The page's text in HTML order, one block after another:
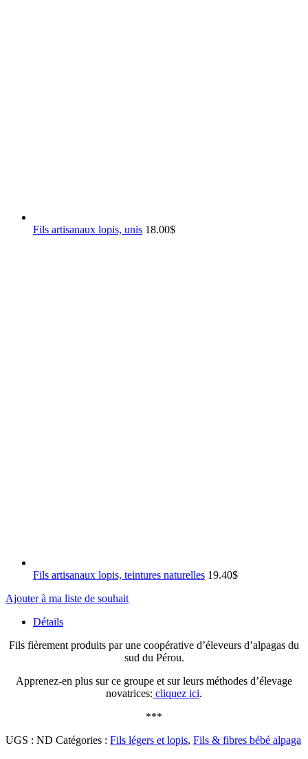
Fils artisanaux lopis, unis 18.00$
Fils artisanaux lopis, teintures naturelles 19.40$
Ajouter à ma liste de souhait
Détails
Fils fièrement produits par une coopérative d’éleveurs d’alpagas du
sud du Pérou.
Apprenez-en plus sur ce groupe et sur leurs méthodes d’élevage
novatrices: cliquez ici.
***
UGS : ND Catégories : Fils légers et lopis, Fils & fibres bébé alpaga